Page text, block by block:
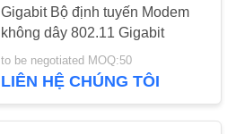
Gigabit Bộ định tuyến Modem
không dây 802.11 Gigabit
to be negotiated MOQ:50
LIÊN HỆ CHÚNG TÔI